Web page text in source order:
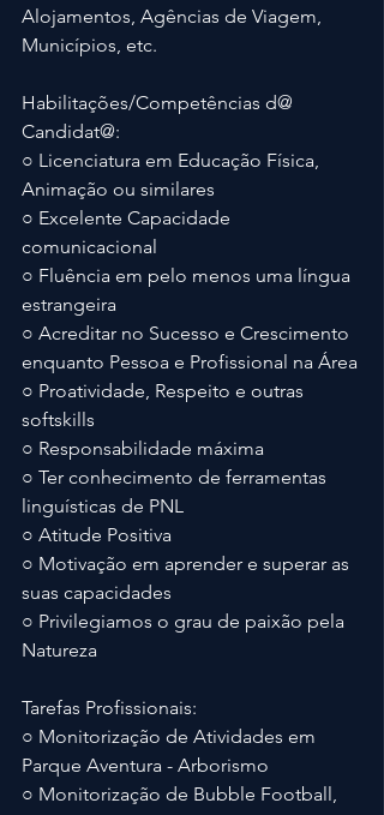
Alojamentos, Agências de Viagem,
Municípios, etc.
Habilitações/Competências d@
Candidat@:
○ Licenciatura em Educação Física,
Animação ou similares
○ Excelente Capacidade
comunicacional
○ Fluência em pelo menos uma língua
estrangeira
○ Acreditar no Sucesso e Crescimento
enquanto Pessoa e Profissional na Área
○ Proatividade, Respeito e outras
softskills
○ Responsabilidade máxima
○ Ter conhecimento de ferramentas
linguísticas de PNL
○ Atitude Positiva
○ Motivação em aprender e superar as
suas capacidades
○ Privilegiamos o grau de paixão pela
Natureza
Tarefas Profissionais:
○ Monitorização de Atividades em
Parque Aventura - Arborismo
○ Monitorização de Bubble Football,